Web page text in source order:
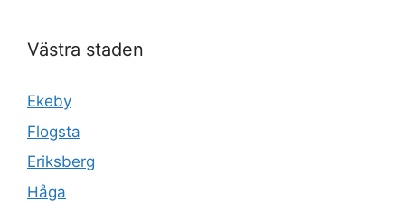
Västra staden
Ekeby
Flogsta
Eriksberg
Håga